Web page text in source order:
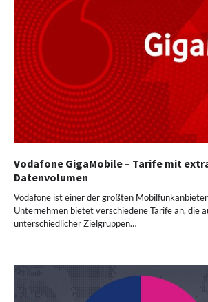
Vodafone GigaMobile – Tarife mit
Datenvolumen
Vodafone ist einer der größten
Unternehmen bietet verschiedene Tarife an, die
unterschiedlicher Zielgruppen…